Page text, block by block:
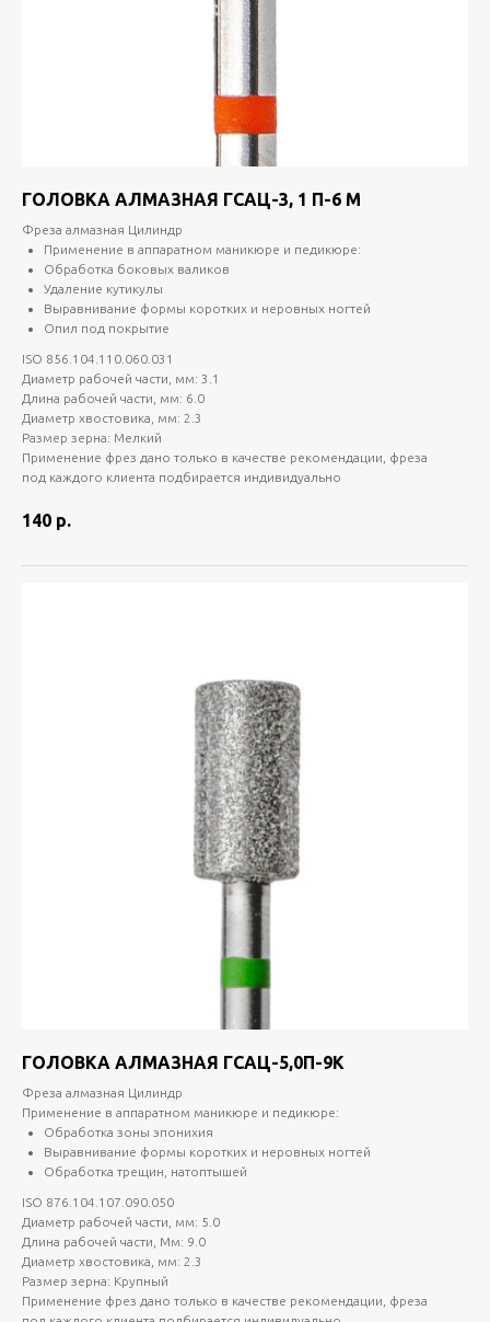
ГОЛОВКА АЛМАЗНАЯ ГСАЦ-3, 1 П-6 М
Фреза алмазная Цилиндр
Применение в аппаратном маникюре и педикюре:
Обработка боковых валиков
Удаление кутикулы
Выравнивание формы коротких и неровных ногтей
Опил под покрытие
ISO 856.104.110.060.031
Диаметр рабочей части, мм: 3.1
Длина рабочей части, мм: 6.0
Диаметр хвостовика, мм: 2.3
Размер зерна: Мелкий
Применение фрез дано только в качестве рекомендации, фреза
под каждого клиента подбирается индивидуально
140 р.
ГОЛОВКА АЛМАЗНАЯ ГСАЦ-5,0П-9К
Фреза алмазная Цилиндр
Применение в аппаратном маникюре и педикюре:
Обработка зоны эпонихия
Выравнивание формы коротких и неровных ногтей
Обработка трещин, натоптышей
ISO 876.104.107.090.050
Диаметр рабочей части, мм: 5.0
Длина рабочей части, Мм: 9.0
Диаметр хвостовика, мм: 2.3
Размер зерна: Крупный
Применение фрез дано только в качестве рекомендации, фреза